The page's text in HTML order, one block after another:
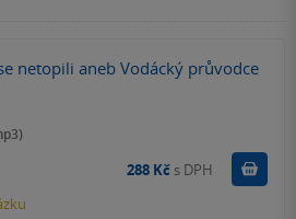
netopili aneb Vodácký průvodce
288 Kč s DPH Koupit